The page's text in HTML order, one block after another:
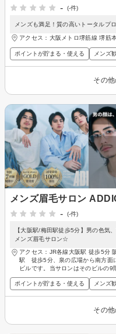
- (-件)
メンズも満足！質の高いトータルプ
アクセス：大阪メトロ堺筋線 堺筋
ポイントが貯まる・使える メンズ
その
メンズ眉毛サロン
-
(-件)
【大阪駅/梅田駅徒歩5分】男の色気
メンズ眉毛サロン☆
アクセス：JR各線大阪駅 徒歩5分
駅 徒歩5分、泉の広場から南方面
ビルです。当サロンはそのビルの9
ポイントが貯まる・使える メンズ
その